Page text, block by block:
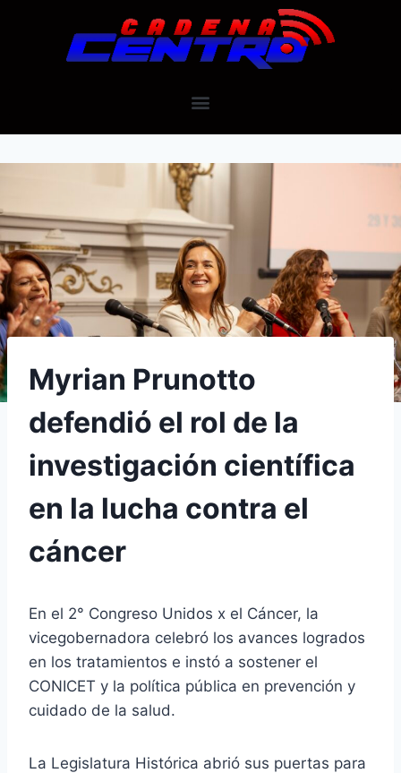
Myrian Prunotto
defendió el rol de la
investigación científica
en la lucha contra el
cáncer
En el 2° Congreso Unidos x el Cáncer, la
vicegobernadora celebró los avances logrados
en los tratamientos e instó a sostener el
CONICET y la política pública en prevención y
cuidado de la salud.
La Legislatura Histórica abrió sus puertas para